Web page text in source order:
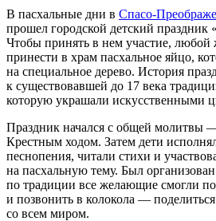
В пасхальные дни в Спасо-
прошел городской детский праздник
Чтобы принять в нем участие,
принести в храм пасхальное яйцо,
на специальное дерево. История
к существовавшей до 17 века
которую украшали искусственными
Праздник начался с общей молитвы
Крестным ходом. Затем дети
песнопения, читали стихи и
на пасхальную тему. Был
по традиции все желающие смогли
и позвонить в колокола —
со всем миром.